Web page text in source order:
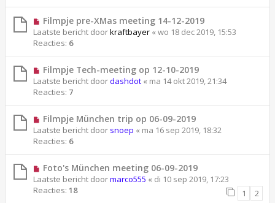
Filmpje pre-XMas meeting 14-12-2019
Laatste bericht doorkraftbayer « wo 18 dec 2019, 15:53
Reacties: 6
Filmpje Tech-meeting op 12-10-2019
Laatste bericht doordashdot « ma 14 okt 2019, 21:34
Reacties: 7
Filmpje München trip op 06-09-2019
Laatste bericht door snoep « ma 16 sep 2019, 18:32
Reacties: 6
Foto's München meeting 06-09-2019
Laatste bericht doormarco555 « di 10 sep 2019, 17:23
Reacties: 18 1 2